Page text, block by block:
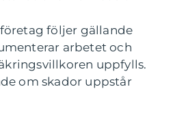
följer gällande
arbetet och
uppfylls.
om skador uppstår